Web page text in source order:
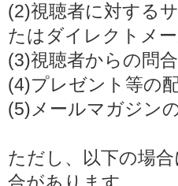
(2)視聴者に対する
たはダイレクトメ
(3)視聴者からの問
(4)プレゼント等の
(5)メールマガジン
ただし、以下の場